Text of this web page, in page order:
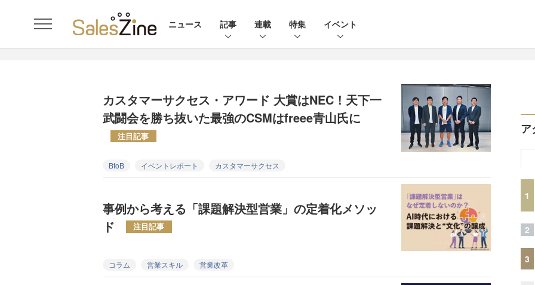
ニュース 記事 連載 特集 イベント
カスタマーサクセス・アワード 大賞はNEC！天下一
武闘会を勝ち抜いた最強のCSMはfreee青山氏に
注目記事
BtoB イベントレポート カスタマーサクセス
事例から考える「課題解決型営業」の定着化メソッ
ド
注目記事
コラム 営業スキル 営業改革
ア
1
2
3